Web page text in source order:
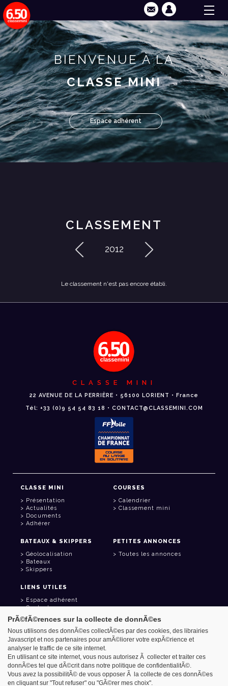
BIENVENUE À LA
CLASSE MINI
Espace adhérent
CLASSEMENT
2012
Le classement n'est pas encore établi.
CLASSE MINI
22 AVENUE DE LA PERRIÈRE • 56100 LORIENT • France
Tél: +33 (0)9 54 54 83 18 • CONTACT@CLASSEMINI.COM
CLASSE MINI
Présentation
Actualités
Documents
Adhérer
COURSES
Calendrier
Classement mini
BATEAUX & SKIPPERS
Géolocalisation
Bateaux
Skippers
PETITES ANNONCES
Toutes les annonces
LIENS UTILES
Espace adhérent
Contact
Carnet d'adresses
Goodies
Azimut - Créateur de solutions numériques
Mentions légales
PrÃ©fÃ©rences sur la collecte de donnÃ©es
Nous utilisons des donnÃ©es collectÃ©es par des cookies, des librairies
Javascript et nos partenaires pour amÃ©liorer votre expÃ©rience et
analyser le traffic de ce site internet.
En utilisant ce site internet, vous nous autorisez Ã collecter et traiter ces
donnÃ©es tel que dÃ©crit dans notre politique de confidentialitÃ©.
Vous avez la possibilitÃ© de vous opposer Ã la collecte de ces donnÃ©es
en cliquant sur "Tout refuser" ou "GÃ©rer mes choix".